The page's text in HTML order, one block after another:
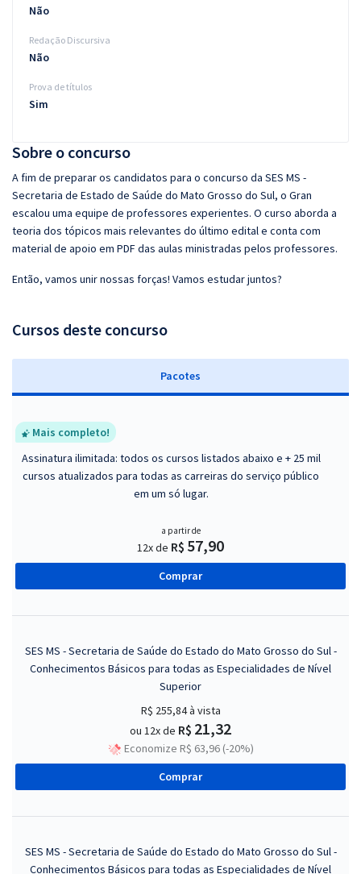
Sobre o concurso
A fim de preparar os candidatos para o concurso da SES MS -
Secretaria de Estado de Saúde do Mato Grosso do Sul, o Gran
escalou uma equipe de professores experientes. O curso aborda a
teoria dos tópicos mais relevantes do último edital e conta com
material de apoio em PDF das aulas ministradas pelos professores.
Então, vamos unir nossas forças! Vamos estudar juntos?
Cursos deste concurso
Pacotes
Mais completo!
Assinatura ilimitada: todos os cursos listados abaixo e + 25 mil
cursos atualizados para todas as carreiras do serviço público
em um só lugar.
a partir de
12x de R$ 57,90
Comprar
SES MS - Secretaria de Saúde do Estado do Mato Grosso do Sul -
Conhecimentos Básicos para todas as Especialidades de Nível
Superior
R$ 255,84à vista
ou 12x de R$ 21,32
Economize R$ 63,96 (-20%)
Comprar
SES MS - Secretaria de Saúde do Estado do Mato Grosso do Sul -
Conhecimentos Básicos para todas as Especialidades de Nível
Não
Redação Discursiva
Não
Prova de títulos
Sim